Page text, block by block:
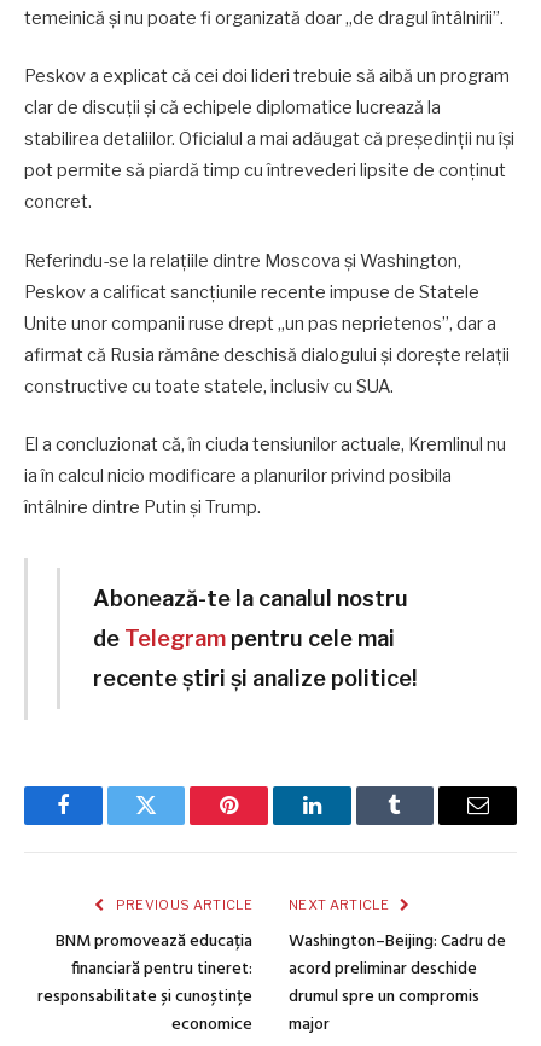
temeinică și nu poate fi organizată doar „de dragul întâlnirii”.
Peskov a explicat că cei doi lideri trebuie să aibă un program
clar de discuții și că echipele diplomatice lucrează la
stabilirea detaliilor. Oficialul a mai adăugat că președinții nu își
pot permite să piardă timp cu întrevederi lipsite de conținut
concret.
Referindu-se la relațiile dintre Moscova și Washington,
Peskov a calificat sancțiunile recente impuse de Statele
Unite unor companii ruse drept „un pas neprietenos”, dar a
afirmat că Rusia rămâne deschisă dialogului și dorește relații
constructive cu toate statele, inclusiv cu SUA.
El a concluzionat că, în ciuda tensiunilor actuale, Kremlinul nu
ia în calcul nicio modificare a planurilor privind posibila
întâlnire dintre Putin și Trump.
Abonează-te la canalul nostru
de Telegram pentru cele mai
recente știri și analize politice!
FacebookTwitter Pinterest LinkedInTumblr Email
PREVIOUS ARTICLE
BNM promovează educația
financiară pentru tineret:
responsabilitate și cunoștințe
economice
NEXT ARTICLE
Washington–Beijing: Cadru de
acord preliminar deschide
drumul spre un compromis
major